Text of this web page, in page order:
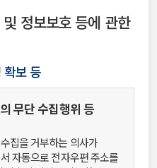
정보보호 등에 관한
확보 등
무단 수집행위 등
집을 거부하는 의사가
자동으로 전자우편 주소를